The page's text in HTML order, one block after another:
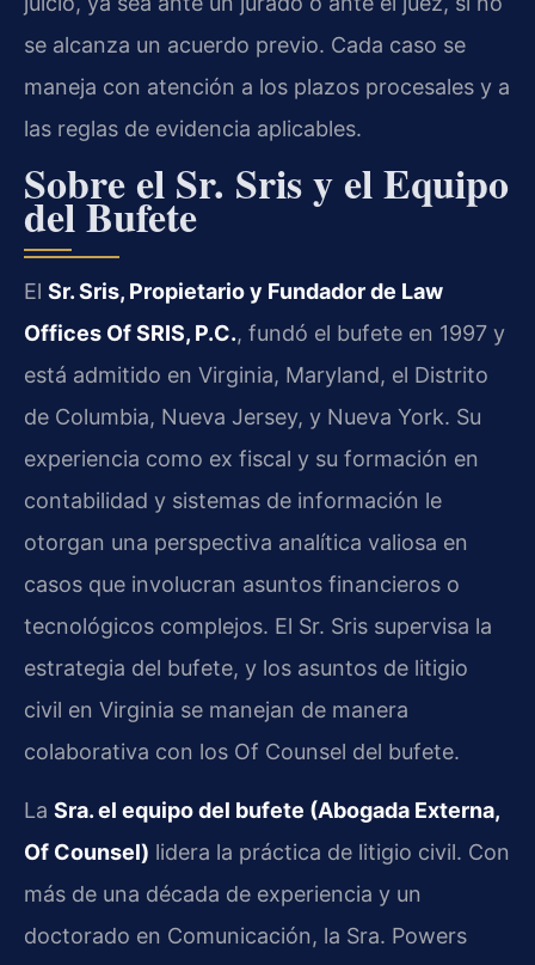
se alcanza un acuerdo previo. Cada caso se
maneja con atención a los plazos procesales y a
las reglas de evidencia aplicables.
Sobre el Sr. Sris y el Equipo
del Bufete
El Sr. Sris, Propietario y Fundador de Law
Offices Of SRIS, P.C., fundó el bufete en 1997 y
está admitido en Virginia, Maryland, el Distrito
de Columbia, Nueva Jersey, y Nueva York. Su
experiencia como ex fiscal y su formación en
contabilidad y sistemas de información le
otorgan una perspectiva analítica valiosa en
casos que involucran asuntos financieros o
tecnológicos complejos. El Sr. Sris supervisa la
estrategia del bufete, y los asuntos de litigio
civil en Virginia se manejan de manera
colaborativa con los Of Counsel del bufete.
La Sra. el equipo del bufete (Abogada Externa,
Of Counsel) lidera la práctica de litigio civil. Con
más de una década de experiencia y un
doctorado en Comunicación, la Sra. Powers